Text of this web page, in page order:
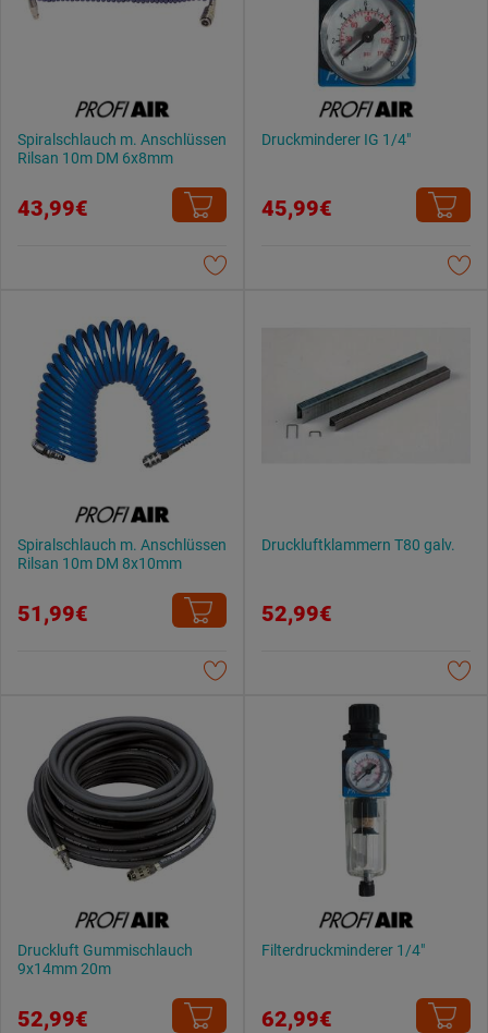
Spiralschlauch m. Anschlüssen
Rilsan 10m DM 6x8mm
43,99€
Druckminderer IG 1/4"
45,99€
Spiralschlauch m. Anschlüssen
Rilsan 10m DM 8x10mm
51,99€
Druckluftklammern T80 galv.
52,99€
Druckluft Gummischlauch
9x14mm 20m
52,99€
Filterdruckminderer 1/4"
62,99€